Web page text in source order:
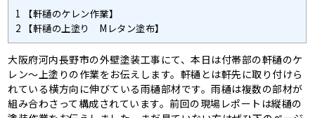
1 【軒樋のケレン作業】
2 【軒樋の上塗り Mレタン塗布】
大阪府河内長野市の外壁塗装工事にて、本日は付帯部の軒樋のケ
レン〜上塗りの作業をお伝えします。軒樋とは軒先に取り付けら
れている横方向に伸びている雨樋部材です。雨樋は複数の部材が
組み合わさって構成されています。前回の現場レポートは縦樋の